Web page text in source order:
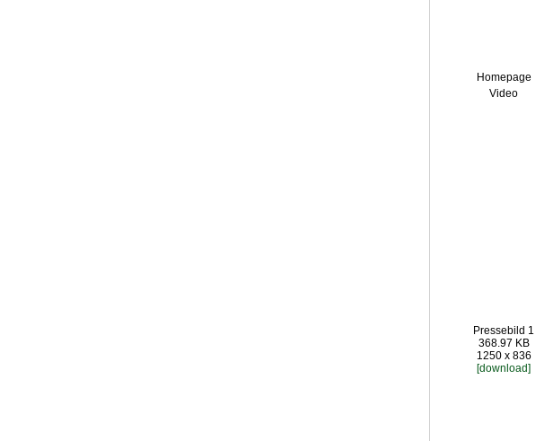
Homepage
Video
Pressebild 1
368.97 KB
1250 x 836
[download]